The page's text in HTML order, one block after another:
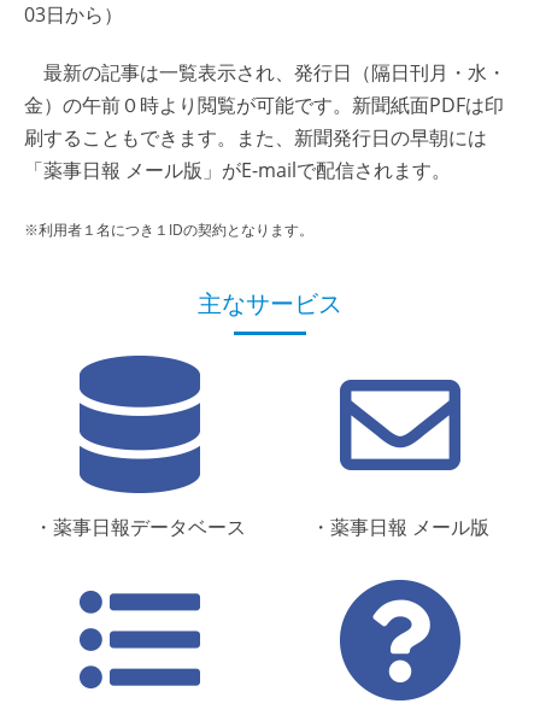
03日から）
最新の記事は一覧表示され、発行日（隔日刊月・水・
金）の午前０時より閲覧が可能です。新聞紙面PDFは印
刷することもできます。また、新聞発行日の早朝には
「薬事日報 メール版」がE-mailで配信されます。
※利用者１名につき１IDの契約となります。
主なサービス
・薬事日報データベース ・薬事日報 メール版